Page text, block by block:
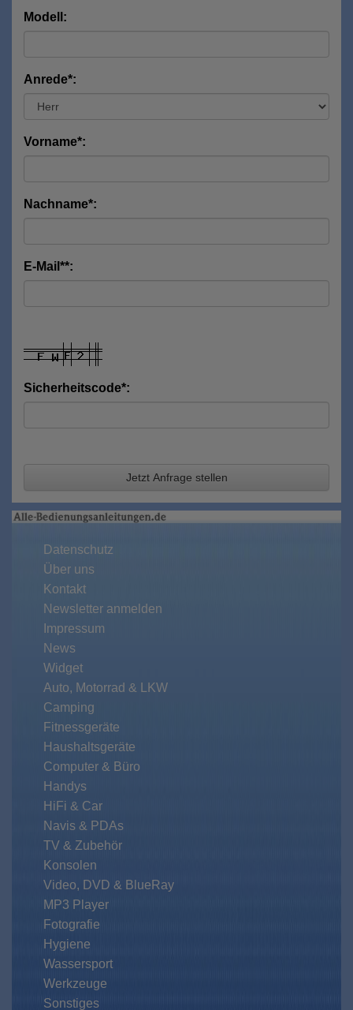
Modell:
Anrede*:
Vorname*:
Nachname*:
E-Mail**:
Sicherheitscode*:
Jetzt Anfrage stellen
Datenschutz
Über uns
Kontakt
Newsletter anmelden
Impressum
News
Widget
Auto, Motorrad & LKW
Camping
Fitnessgeräte
Haushaltsgeräte
Computer & Büro
Handys
HiFi & Car
Navis & PDAs
TV & Zubehör
Konsolen
Video, DVD & BlueRay
MP3 Player
Fotografie
Hygiene
Wassersport
Werkzeuge
Sonstiges